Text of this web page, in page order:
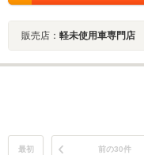
販売店： 軽未使用車専門店
最初 前の30件